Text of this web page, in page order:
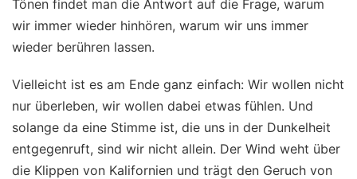
Tönen findet man die Antwort auf die Frage, warum
wir immer wieder hinhören, warum wir uns immer
wieder berühren lassen.
Vielleicht ist es am Ende ganz einfach: Wir wollen nicht
nur überleben, wir wollen dabei etwas fühlen. Und
solange da eine Stimme ist, die uns in der Dunkelheit
entgegenruft, sind wir nicht allein. Der Wind weht über
die Klippen von Kalifornien und trägt den Geruch von